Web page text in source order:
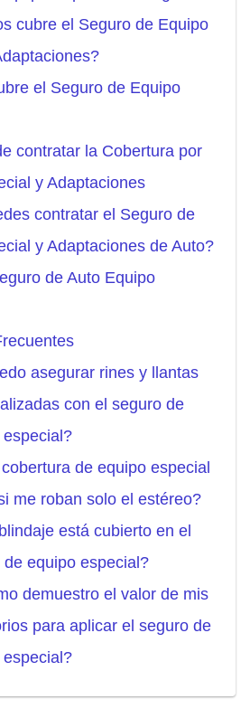
cubre el Seguro de Equipo
el Seguro de Equipo
contratar la Cobertura por
y Adaptaciones
contratar el Seguro de
y Adaptaciones de Auto?
de Auto Equipo
asegurar rines y llantas
con el seguro de
de equipo especial
me roban solo el estéreo?
está cubierto en el
de equipo especial?
demuestro el valor de mis
para aplicar el seguro de